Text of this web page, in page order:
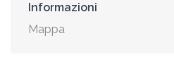
Informazioni
Mappa